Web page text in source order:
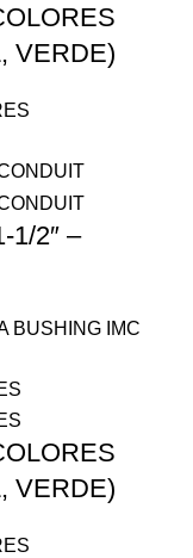
VERDE)
1/2″ –
BUSHING IMC
VERDE)